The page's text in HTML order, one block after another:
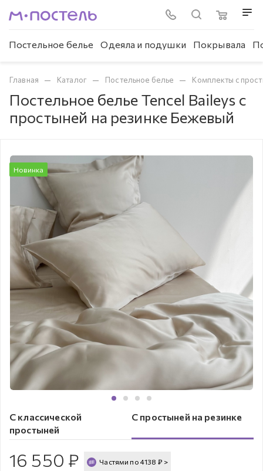
Постельное белье Одеяла и подушки Покрывала
Главная — Каталог — Постельное белье — Комплекты с
Постельное белье Tencel Baileys с
простыней на резинке Бежевый
Новинка
С классической
простыней
С простыней на резинке
16 550 ₽ Частями по 4138 ₽ >